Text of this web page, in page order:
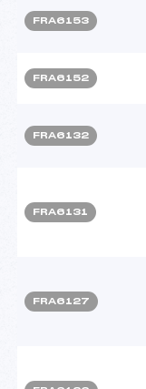
FRA6153
FRA6152
FRA6132
FRA6131
FRA6127